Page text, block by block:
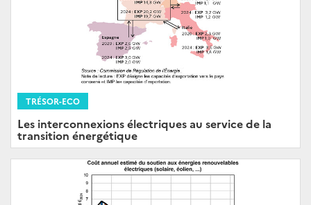
TRÉSOR-ECO
Les interconnexions électriques au service de la
transition énergétique